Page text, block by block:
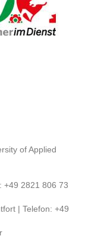
of Applied
+49 2821 806 73
| Telefon: +49